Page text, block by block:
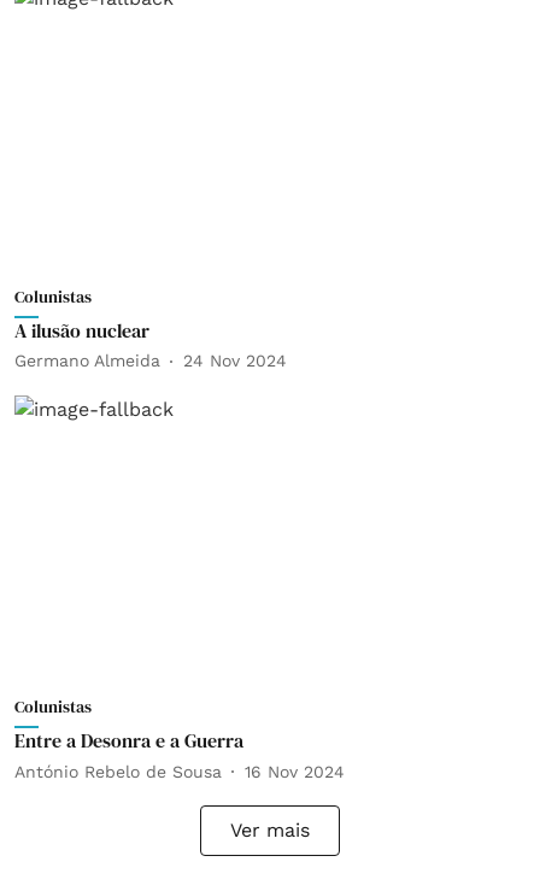
Colunistas
A ilusão nuclear
Germano Almeida 24 Nov 2024
Colunistas
Entre a Desonra e a Guerra
António Rebelo de Sousa 16 Nov 2024
Ver mais